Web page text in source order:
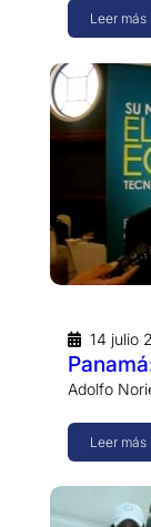
Leer
14 julio
Adolfo
Leer